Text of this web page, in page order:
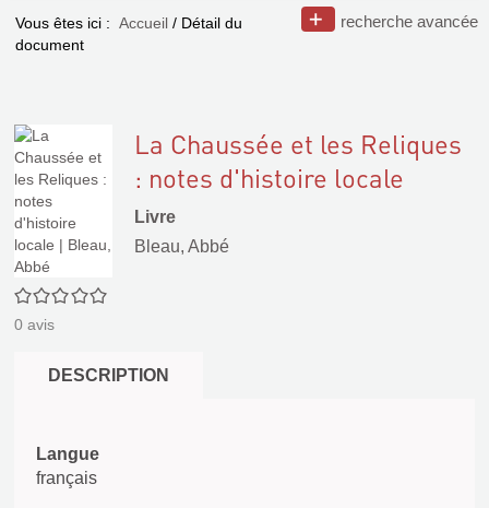
recherche avancée
Vous êtes ici : Accueil / Détail du
document
0/5
0 avis
La Chaussée et les Reliques
: notes d'histoire locale
Livre
Bleau, Abbé
DESCRIPTION
Langue
français